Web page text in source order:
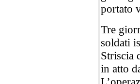
portato
Tre
soldati
Striscia
in atto